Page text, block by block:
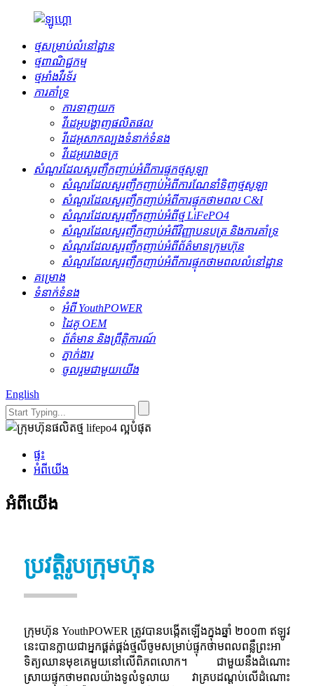
ថ្មសម្រាប់លំនៅដ្ឋាន
ថ្ម​ពាណិជ្ជកម្ម
ថ្មអាំងវឺរទ័រ
ការគាំទ្រ
ការទាញយក
វីដេអូបង្ហាញផលិតផល
វីដេអូសាកល្បងទំនាក់ទំនង
វីដេអូរោងចក្រ
សំណួរដែលសួរញឹកញាប់អំពីការផ្ទុកថ្មសូឡា
សំណួរដែលសួរញឹកញាប់អំពីការណែនាំទិញថ្មសូឡា
សំណួរដែលសួរញឹកញាប់អំពីការផ្ទុកថាមពល C&I
សំណួរដែលសួរញឹកញាប់អំពីថ្ម LiFePO4
សំណួរដែលសួរញឹកញាប់អំពីវិញ្ញាបនបត្រ និងការគាំទ្រ
សំណួរដែលសួរញឹកញាប់អំពីព័ត៌មានក្រុមហ៊ុន
សំណួរដែលសួរញឹកញាប់អំពីការផ្ទុកថាមពលលំនៅដ្ឋាន
គម្រោង
ទំនាក់ទំនង
អំពី YouthPOWER
ដៃគូ OEM
ព័ត៌មាន និងព្រឹត្តិការណ៍
ភ្នាក់ងារ
ចូលរួមជាមួយយើង
English
ផ្ទះ
អំពីយើង
អំពីយើង
ប្រវត្តិរូប​ក្រុមហ៊ុន
ក្រុមហ៊ុន YouthPOWER ត្រូវបានបង្កើតឡើងក្នុងឆ្នាំ ២០០៣ ឥឡូវ
នេះបានក្លាយជាអ្នកផ្គត់ផ្គង់ថ្មលីចូមសម្រាប់ផ្ទុកថាមពលពន្លឺព្រះអា
ទិត្យឈានមុខគេមួយនៅលើពិភពលោក។ ជាមួយនឹងដំណោះ
ស្រាយផ្ទុកថាមពលយ៉ាងទូលំទូលាយ វាគ្របដណ្តប់លើដំណោះ